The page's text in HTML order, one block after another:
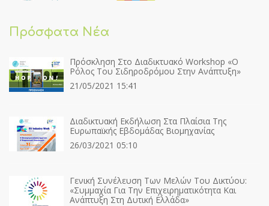
Πρόσφατα Νέα
Πρόσκληση Στο Διαδικτυακό Workshop «Ο
Ρόλος Του Σιδηροδρόμου Στην Ανάπτυξη»
21/05/2021 15:41
Διαδικτυακή Εκδήλωση Στα Πλαίσια Της
Ευρωπαϊκής Εβδομάδας Βιομηχανίας
26/03/2021 05:10
Γενική Συνέλευση Των Μελών Του Δικτύου:
«Συμμαχία Για Την Επιχειρηματικότητα Και
Ανάπτυξη Στη Δυτική Ελλάδα»